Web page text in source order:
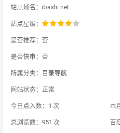
站点域名：ibashi.net
站点星级：
是否推荐：否
是否快审：否
所属分类： 目录导航
网站状态：正常
今日点入数：1 次 本
总浏览数：951 次 百